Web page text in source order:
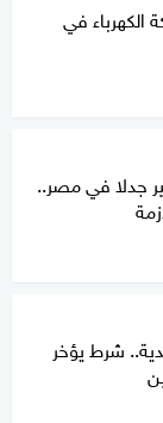
الكهرباء في
جدلا في مصر..
شرط يؤخر